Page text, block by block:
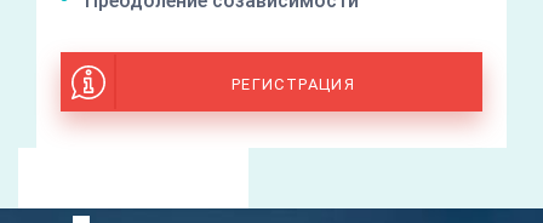
РЕГИСТРАЦИЯ